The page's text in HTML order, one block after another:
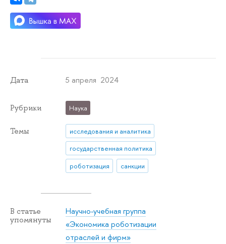
Дата 5 апреля 2024
Рубрики Наука
Темы
исследования и аналитика
государственная политика
роботизация
санкции
В статье
упомянуты
Научно-учебная группа
«Экономика роботизации
отраслей и фирм»